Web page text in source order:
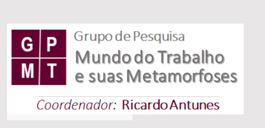
Pular para o conteúdo principal